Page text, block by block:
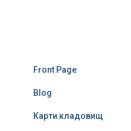
Front Page
Blog
Карти кладовищ